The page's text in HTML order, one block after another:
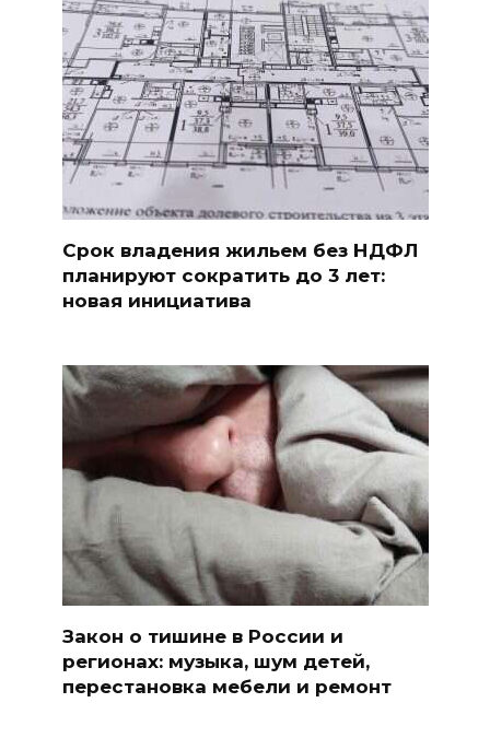
Срок владения жильем без НДФЛ
планируют сократить до 3 лет:
новая инициатива
Закон о тишине в России и
регионах: музыка, шум детей,
перестановка мебели и ремонт